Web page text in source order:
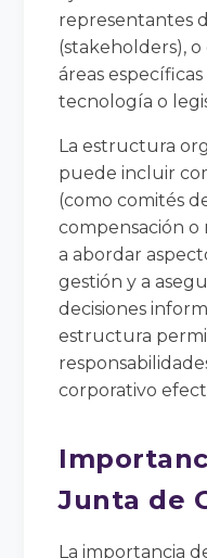
representantes
(stakeholders),
áreas
tecnología o
La estructura
puede incluir
(como comités
compensación
a abordar
gestión y a
decisiones
estructura
corporativo
Junta de
La importancia